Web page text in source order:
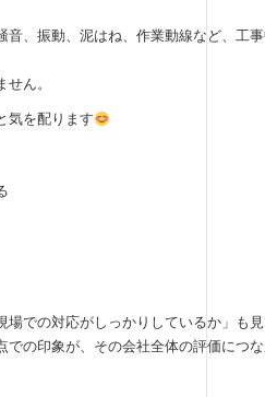
、振動、泥はね、作業動線など、工
ん。
気を配ります
での対応がしっかりしているか」も見
の印象が、その会社全体の評価につ